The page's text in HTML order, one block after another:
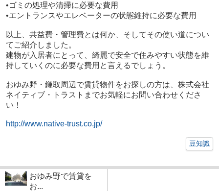
•ゴミの処理や清掃に必要な費用
•エントランスやエレベーターの状態維持に必要な費用
以上、共益費・管理費とは何か、そしてその使い道につい
てご紹介しました。
建物が入居者にとって、綺麗で安全で住みやすい状態を維
持していくのに必要な費用と言えるでしょう。
おゆみ野・鎌取周辺で賃貸物件をお探しの方は、株式会社
ネイティブ・トラストまでお気軽にお問い合わせくださ
い！
http://www.native-trust.co.jp/
豆知識
おゆみ野で賃貸を
お...